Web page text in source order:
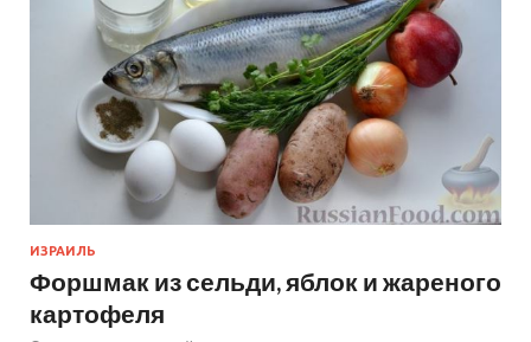
ИЗРАИЛЬ
Форшмак из сельди, яблок и жареного
картофеля